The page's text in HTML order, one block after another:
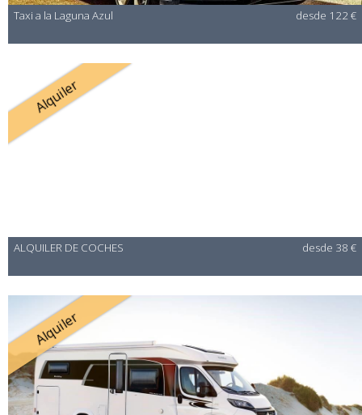
Taxi a la Laguna Azul desde 122 €
Alquiler
ALQUILER DE COCHES desde 38 €
Alquiler